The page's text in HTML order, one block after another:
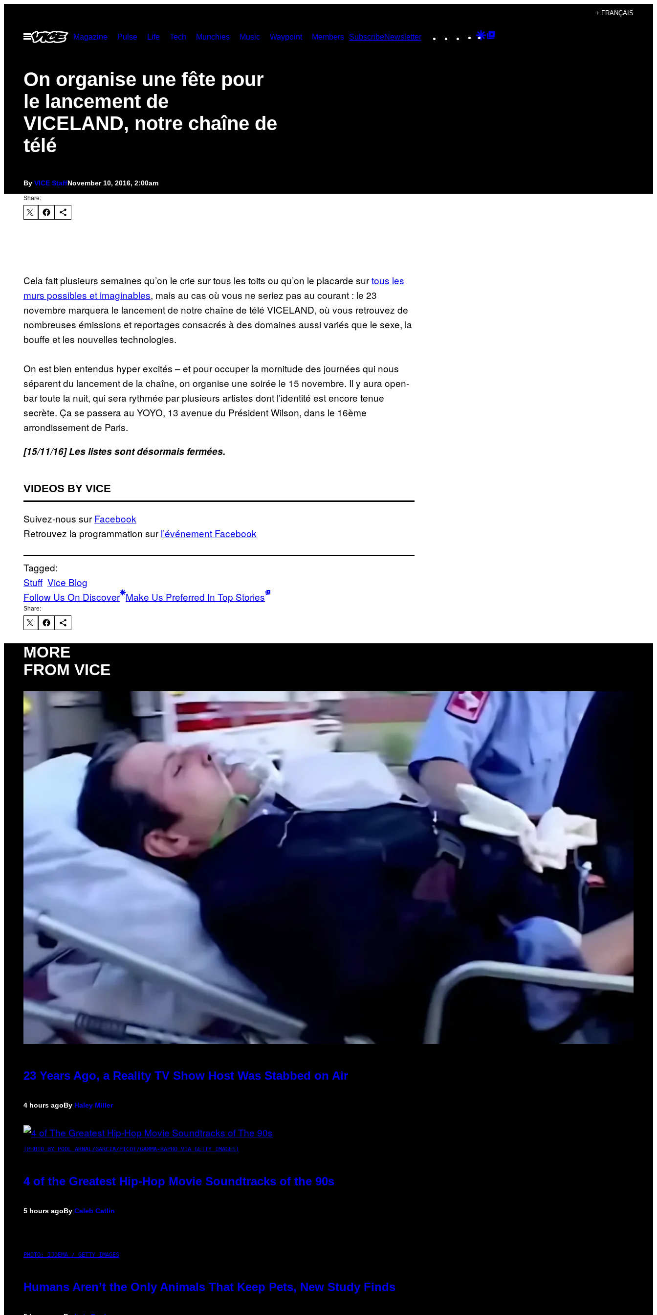
content
+ FRANÇAIS
Open
Menu
Magazine Pulse Life Tech Munchies Music Waypoint Members SubscribeNewsletter Instagram
TikTokYouTube
Google
On organise une fête pour
le lancement de
VICELAND, notre chaîne de
télé
By VICE StaffNovember 10, 2016, 2:00am
Share:
Cela fait plusieurs semaines qu’on le crie sur tous les toits ou qu’on le placarde surtous les
murs possibles et imaginables, mais au cas où vous ne seriez pas au courant : le 23
novembre marquera le lancement de notre chaîne de télé VICELAND, où vous retrouvez de
nombreuses émissions et reportages consacrés à des domaines aussi variés que le sexe, la
bouffe et les nouvelles technologies.
On est bien entendus hyper excités – et pour occuper la mornitude des journées qui nous
séparent du lancement de la chaîne, on organise une soirée le 15 novembre. Il y aura open-
bar toute la nuit, qui sera rythmée par plusieurs artistes dont l’identité est encore tenue
secrète. Ça se passera au YOYO, 13 avenue du Président Wilson, dans le 16ème
arrondissement de Paris.
[15/11/16] Les listes sont désormais fermées.
VIDEOS BY VICE
Suivez-nous sur Facebook
Retrouvez la programmation sur l’événement Facebook
Tagged:
Stuff Vice Blog
Follow Us On Discover Make Us Preferred In Top Stories
Share:
MORE
FROM VICE
23 Years Ago, a Reality TV Show Host Was Stabbed on Air
4 hours agoBy Haley Miller
(PHOTO BY POOL ARNAL/GARCIA/PICOT/GAMMA-RAPHO VIA GETTY IMAGES)
4 of the Greatest Hip-Hop Movie Soundtracks of the 90s
5 hours agoBy Caleb Catlin
PHOTO: IJDEMA / GETTY IMAGES
Humans Aren’t the Only Animals That Keep Pets, New Study Finds